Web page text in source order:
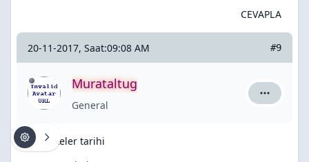
CEVAPLA
20-11-2017, Saat:09:08 AM #9
Murataltug
General
RE: Ülkeler tarihi